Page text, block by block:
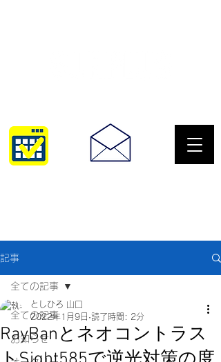
記事
全ての記事
お知らせ
全ての記事
RayBanとネオコントラス
としひろ 山口
2022年1月9日 読了時間: 2分